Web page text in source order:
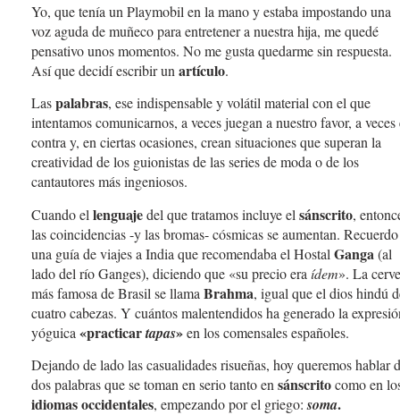
Yo, que tenía un Playmobil en la mano y estaba impostando una
voz aguda de muñeco para entretener a nuestra hija, me quedé
pensativo unos momentos. No me gusta quedarme sin respuesta.
Así que decidí escribir un artículo.
Laspalabras, ese indispensable y volátil material con el que
intentamos comunicarnos, a veces juegan a nuestro favor, a veces
contra y, en ciertas ocasiones, crean situaciones que superan la
creatividad de los guionistas de las series de moda o de los
cantautores más ingeniosos.
Cuando el lenguajedel que tratamos incluye el sánscrito,
las coincidencias -y las bromas- cósmicas se aumentan. Recuerdo
una guía de viajes a India que recomendaba el Hostal Ganga (al
lado del río Ganges), diciendo que «su precio era ídem». La
más famosa de Brasil se llama Brahma, igual que el dios hindú
cuatro cabezas. Y cuántos malentendidos ha generado la
yóguica «practicartapas»en los comensales españoles.
Dejando de lado las casualidades risueñas, hoy queremos hablar
dos palabras que se toman en serio tanto en sánscritocomo en
idiomas occidentales, empezando por el griego:soma.